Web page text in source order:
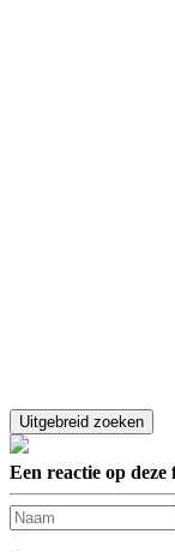
Een reactie op deze